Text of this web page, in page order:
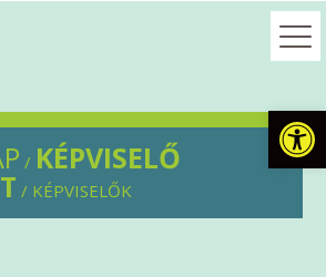
/ KÉPVISELŐ
/ KÉPVISELŐK